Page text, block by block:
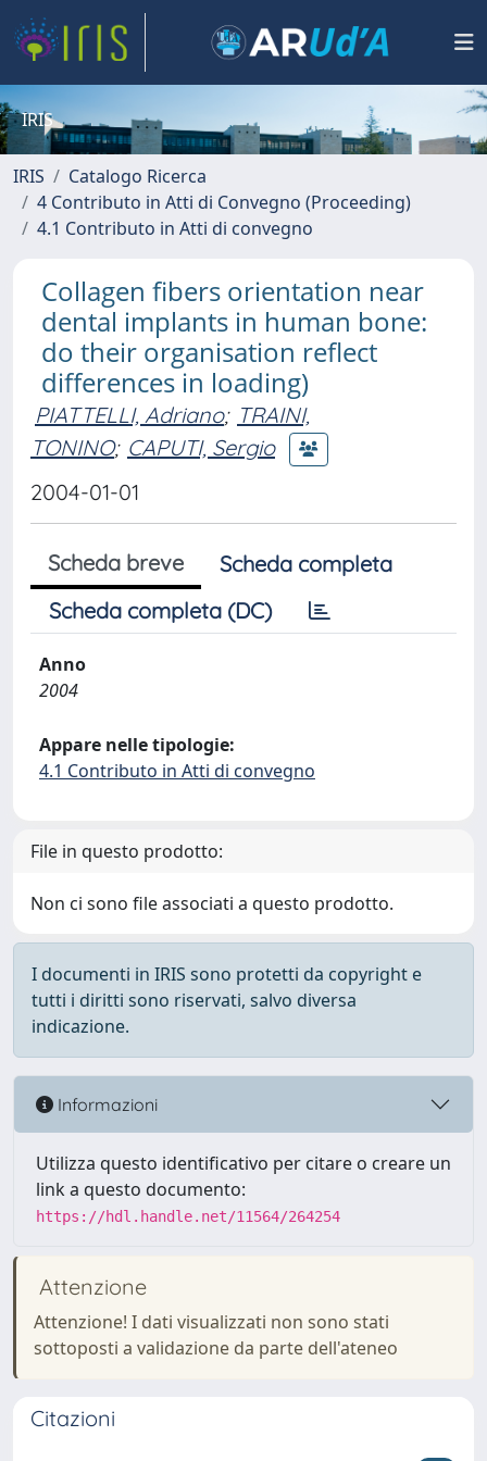
IRIS
IRIS
Catalogo Ricerca
4 Contributo in Atti di Convegno (Proceeding)
4.1 Contributo in Atti di convegno
Collagen fibers orientation near
dental implants in human bone:
do their organisation reflect
differences in loading)
PIATTELLI, Adriano; TRAINI,
TONINO; CAPUTI, Sergio
2004-01-01
Scheda breve
Scheda completa
Scheda completa (DC)
Anno
2004
Appare nelle tipologie:
4.1 Contributo in Atti di convegno
File in questo prodotto:
Non ci sono file associati a questo prodotto.
I documenti in IRIS sono protetti da copyright e
tutti i diritti sono riservati, salvo diversa
indicazione.
Informazioni
Utilizza questo identificativo per citare o creare un
link a questo documento:
https://hdl.handle.net/11564/264254
Attenzione
Attenzione! I dati visualizzati non sono stati
sottoposti a validazione da parte dell'ateneo
Citazioni